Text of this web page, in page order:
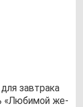
зав­тра­ка
«Люби­мой же­